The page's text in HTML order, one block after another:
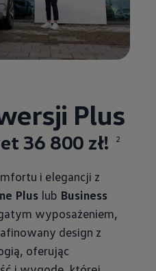
Plus
36 800 zł! 2
i elegancji z
Plus lub Business
wyposażeniem,
design z
oferując